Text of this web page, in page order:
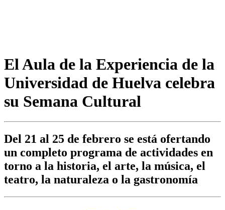
El Aula de la Experiencia de la
Universidad de Huelva celebra
su Semana Cultural
Del 21 al 25 de febrero se está ofertando
un completo programa de actividades en
torno a la historia, el arte, la música, el
teatro, la naturaleza o la gastronomía